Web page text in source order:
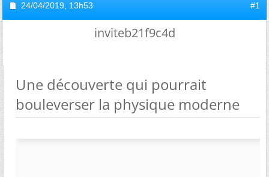
24/04/2019, 13h53 #1
inviteb21f9c4d
Une découverte qui pourrait
bouleverser la physique moderne